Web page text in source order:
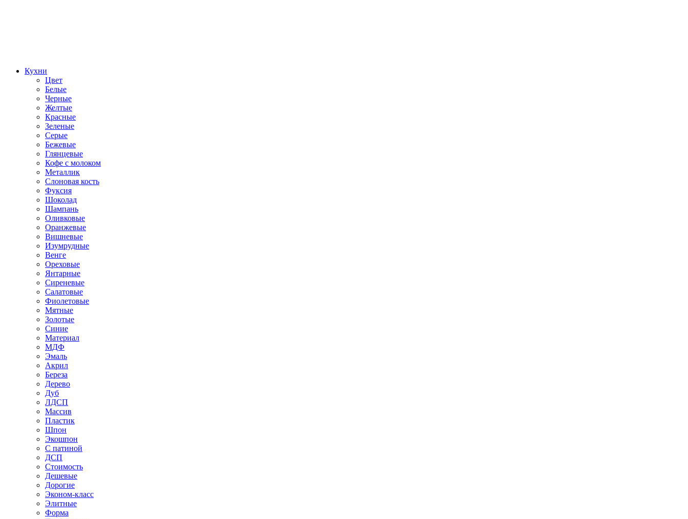
Кухни
Цвет
Белые
Черные
Желтые
Красные
Зеленые
Серые
Бежевые
Глянцевые
Кофе с молоком
Металлик
Слоновая кость
Фуксия
Шоколад
Шампань
Оливковые
Оранжевые
Вишневые
Изумрудные
Венге
Ореховые
Янтарные
Сиреневые
Салатовые
Фиолетовые
Мятные
Золотые
Синие
Материал
МДФ
Эмаль
Акрил
Береза
Дерево
Дуб
ЛДСП
Массив
Пластик
Шпон
Экошпон
С патиной
ДСП
Стоимость
Дешевые
Дорогие
Эконом-класс
Элитные
Форма